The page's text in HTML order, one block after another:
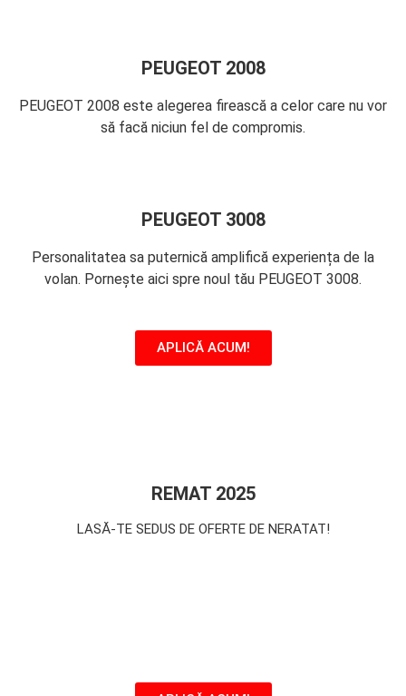
PEUGEOT 2008
PEUGEOT 2008 este alegerea firească a celor care nu vor
să facă niciun fel de compromis.
PEUGEOT 3008
Personalitatea sa puternică amplifică experiența de la
volan. Pornește aici spre noul tău PEUGEOT 3008.
APLICĂ ACUM!
REMAT 2025
LASĂ-TE SEDUS DE OFERTE DE NERATAT!